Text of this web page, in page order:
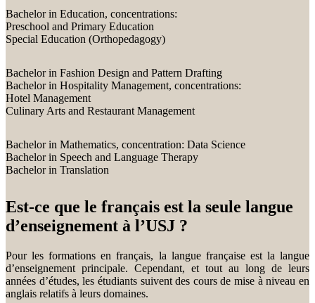
Bachelor in Education, concentrations:
Preschool and Primary Education
Special Education (Orthopedagogy)
Bachelor in Fashion Design and Pattern Drafting
Bachelor in Hospitality Management, concentrations:
Hotel Management
Culinary Arts and Restaurant Management
Bachelor in Mathematics, concentration: Data Science
Bachelor in Speech and Language Therapy
Bachelor in Translation
Est-ce que le français est la seule langue
d’enseignement à l’USJ ?
Pour les formations en français, la langue française est la langue
d’enseignement principale. Cependant, et tout au long de leurs
années d’études, les étudiants suivent des cours de mise à niveau en
anglais relatifs à leurs domaines.